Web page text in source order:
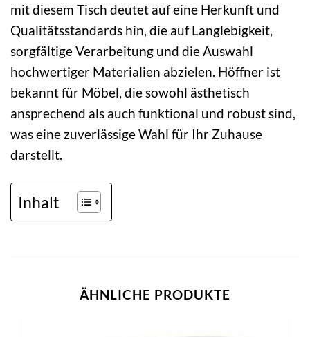
mit diesem Tisch deutet auf eine Herkunft und
Qualitätsstandards hin, die auf Langlebigkeit,
sorgfältige Verarbeitung und die Auswahl
hochwertiger Materialien abzielen. Höffner ist
bekannt für Möbel, die sowohl ästhetisch
ansprechend als auch funktional und robust sind,
was eine zuverlässige Wahl für Ihr Zuhause
darstellt.
Inhalt
ÄHNLICHE PRODUKTE